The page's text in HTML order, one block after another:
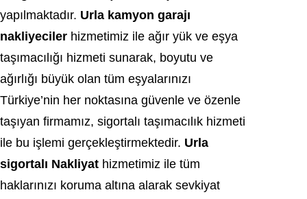
yapılmaktadır. Urla kamyon garajı
nakliyeciler hizmetimiz ile ağır yük ve eşya
taşımacılığı hizmeti sunarak, boyutu ve
ağırlığı büyük olan tüm eşyalarınızı
Türkiye’nin her noktasına güvenle ve özenle
taşıyan firmamız, sigortalı taşımacılık hizmeti
ile bu işlemi gerçekleştirmektedir. Urla
sigortalı Nakliyat hizmetimiz ile tüm
haklarınızı koruma altına alarak sevkiyat